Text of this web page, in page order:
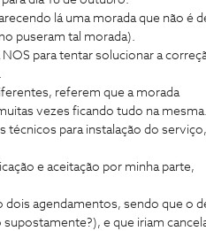
lá uma morada que não é
puseram tal morada).
para tentar solucionar a
referem que a morada
vezes ficando tudo na mesma.
técnicos para instalação do
e aceitação por minha parte,
dois agendamentos, sendo que o
e que iriam